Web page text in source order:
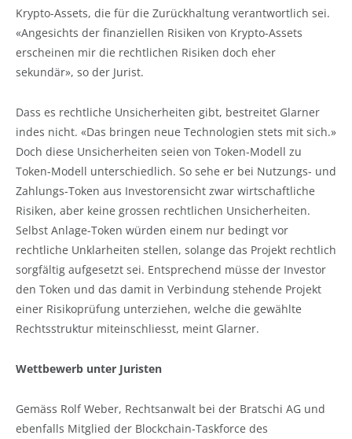
Krypto-Assets, die für die Zurückhaltung verantwortlich sei.
«Angesichts der finanziellen Risiken von Krypto-Assets
erscheinen mir die rechtlichen Risiken doch eher
sekundär», so der Jurist.
Dass es rechtliche Unsicherheiten gibt, bestreitet Glarner
indes nicht. «Das bringen neue Technologien stets mit sich.»
Doch diese Unsicherheiten seien von Token-Modell zu
Token-Modell unterschiedlich. So sehe er bei Nutzungs- und
Zahlungs-Token aus Investorensicht zwar wirtschaftliche
Risiken, aber keine grossen rechtlichen Unsicherheiten.
Selbst Anlage-Token würden einem nur bedingt vor
rechtliche Unklarheiten stellen, solange das Projekt rechtlich
sorgfältig aufgesetzt sei. Entsprechend müsse der Investor
den Token und das damit in Verbindung stehende Projekt
einer Risikoprüfung unterziehen, welche die gewählte
Rechtsstruktur miteinschliesst, meint Glarner.
Wettbewerb unter Juristen
Gemäss Rolf Weber, Rechtsanwalt bei der Bratschi AG und
ebenfalls Mitglied der Blockchain-Taskforce des